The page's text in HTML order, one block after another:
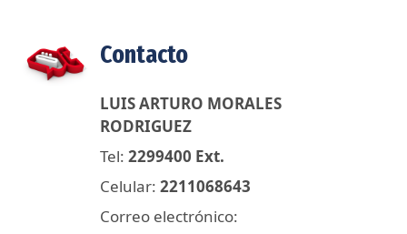
Contacto
LUIS ARTURO MORALES
RODRIGUEZ
Tel: 2299400 Ext.
Celular: 2211068643
Correo electrónico: